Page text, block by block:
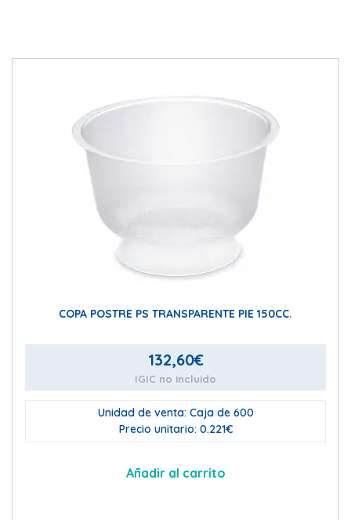
COPA POSTRE PS TRANSPARENTE PIE 150CC.
132,60€
IGIC no incluido
Unidad de venta: Caja de 600
Precio unitario: 0.221€
Añadir al carrito